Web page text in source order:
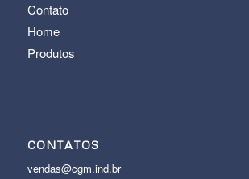
Contato
Home
Produtos
CONTATOS
vendas@cgm.ind.br